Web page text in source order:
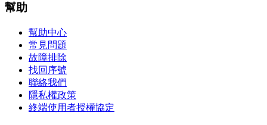
幫助
幫助中心
常見問題
故障排除
找回序號
聯絡我們
隱私權政策
終端使用者授權協定